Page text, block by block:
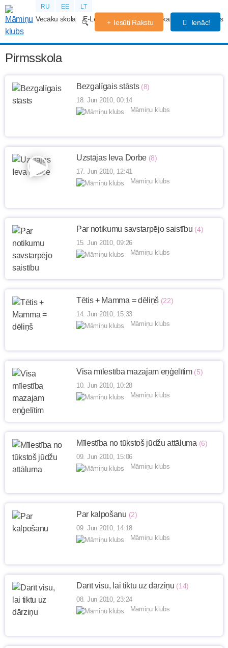
RU EE LT
Vecāku skola E-Lekcijas Grūtniecības kalendārs Forums
Iesūti Rakstu Ienāc!
Pirmsskola
Bezgalīgais stāsts (8)
18. Jun 2010, 00:14
Māmiņu klubs
Uzstājas Ieva Dorbe (8)
17. Jun 2010, 12:41
Māmiņu klubs
Par notikumu savstarpējo saistību (4)
15. Jun 2010, 09:26
Māmiņu klubs
Tētis + Mamma = dēliņš (22)
14. Jun 2010, 15:33
Māmiņu klubs
Visa mīlestība mazajam eņģelītim (5)
10. Jun 2010, 10:28
Māmiņu klubs
Mīlestība no tūkstoš jūdžu attāluma (6)
09. Jun 2010, 15:06
Māmiņu klubs
Par kalpošanu (2)
09. Jun 2010, 14:18
Māmiņu klubs
Darīt visu, lai tiktu uz dārziņu (14)
08. Jun 2010, 23:24
Māmiņu klubs